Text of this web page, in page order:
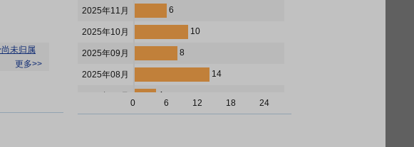
尚未归属
更多>>
年06
2025年11月 6
2025年10月 10
2025年09月 8
2025年08月 14
4
2025年06月 2
0 6 12 18 24